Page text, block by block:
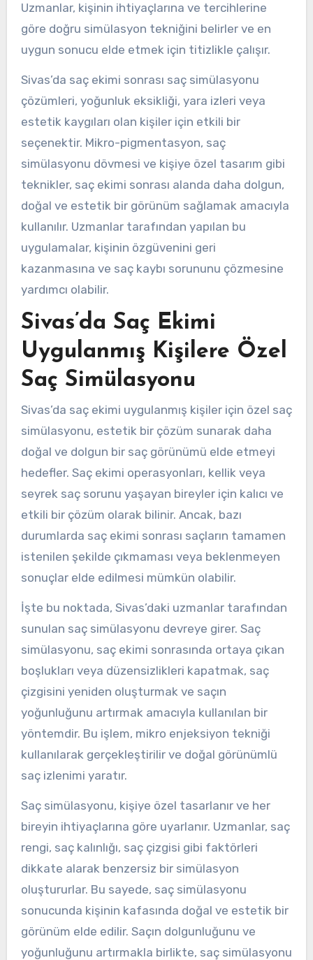
Uzmanlar, kişinin ihtiyaçlarına ve tercihlerine
göre doğru simülasyon tekniğini belirler ve en
uygun sonucu elde etmek için titizlikle çalışır.
Sivas’da saç ekimi sonrası saç simülasyonu
çözümleri, yoğunluk eksikliği, yara izleri veya
estetik kaygıları olan kişiler için etkili bir
seçenektir. Mikro-pigmentasyon, saç
simülasyonu dövmesi ve kişiye özel tasarım gibi
teknikler, saç ekimi sonrası alanda daha dolgun,
doğal ve estetik bir görünüm sağlamak amacıyla
kullanılır. Uzmanlar tarafından yapılan bu
uygulamalar, kişinin özgüvenini geri
kazanmasına ve saç kaybı sorununu çözmesine
yardımcı olabilir.
Sivas’da Saç Ekimi
Uygulanmış Kişilere Özel
Saç Simülasyonu
Sivas’da saç ekimi uygulanmış kişiler için özel saç
simülasyonu, estetik bir çözüm sunarak daha
doğal ve dolgun bir saç görünümü elde etmeyi
hedefler. Saç ekimi operasyonları, kellik veya
seyrek saç sorunu yaşayan bireyler için kalıcı ve
etkili bir çözüm olarak bilinir. Ancak, bazı
durumlarda saç ekimi sonrası saçların tamamen
istenilen şekilde çıkmaması veya beklenmeyen
sonuçlar elde edilmesi mümkün olabilir.
İşte bu noktada, Sivas’daki uzmanlar tarafından
sunulan saç simülasyonu devreye girer. Saç
simülasyonu, saç ekimi sonrasında ortaya çıkan
boşlukları veya düzensizlikleri kapatmak, saç
çizgisini yeniden oluşturmak ve saçın
yoğunluğunu artırmak amacıyla kullanılan bir
yöntemdir. Bu işlem, mikro enjeksiyon tekniği
kullanılarak gerçekleştirilir ve doğal görünümlü
saç izlenimi yaratır.
Saç simülasyonu, kişiye özel tasarlanır ve her
bireyin ihtiyaçlarına göre uyarlanır. Uzmanlar, saç
rengi, saç kalınlığı, saç çizgisi gibi faktörleri
dikkate alarak benzersiz bir simülasyon
oluştururlar. Bu sayede, saç simülasyonu
sonucunda kişinin kafasında doğal ve estetik bir
görünüm elde edilir. Saçın dolgunluğunu ve
yoğunluğunu artırmakla birlikte, saç simülasyonu